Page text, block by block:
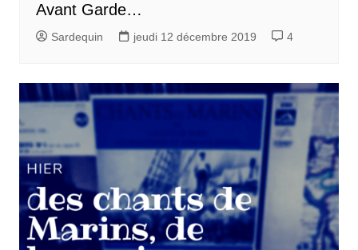
Avant Garde…
Sardequin jeudi 12 décembre 2019 4